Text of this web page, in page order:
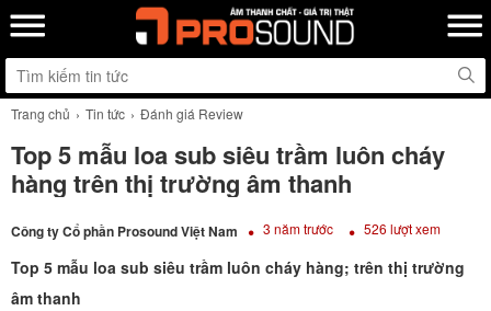
Trang chủ Tin tức Đánh giá Review
Top 5 mẫu loa sub siêu trầm luôn cháy
hàng trên thị trường âm thanh
Công ty Cổ phần Prosound Việt Nam 3 năm trước 526 lượt xem
Top 5 mẫu loa sub siêu trầm luôn cháy hàng; trên thị trường
âm thanh